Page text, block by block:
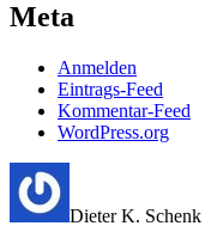
Meta
Anmelden
Eintrags-Feed
Kommentar-Feed
WordPress.org
Dieter K. Schenk